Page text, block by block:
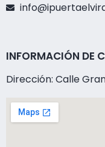
INFORMACIÓN DE
Dirección: Calle